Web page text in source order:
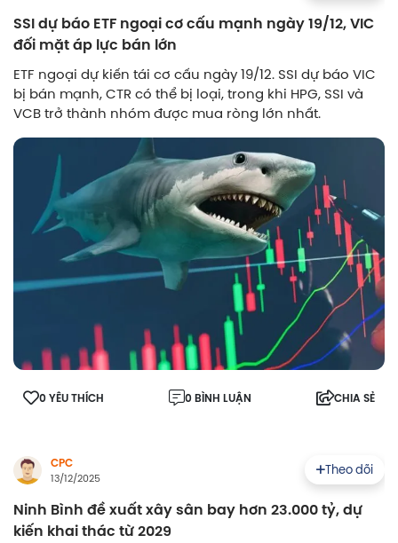
SSI dự báo ETF ngoại cơ cấu mạnh ngày 19/12, VIC
đối mặt áp lực bán lớn
ETF ngoại dự kiến tái cơ cấu ngày 19/12. SSI dự báo VIC
bị bán mạnh, CTR có thể bị loại, trong khi HPG, SSI và
VCB trở thành nhóm được mua ròng lớn nhất.
0 YÊU THÍCH 0 BÌNH LUẬN CHIA SẺ
CPC
13/12/2025
Theo dõi
Ninh Bình đề xuất xây sân bay hơn 23.000 tỷ, dự
kiến khai thác từ 2029